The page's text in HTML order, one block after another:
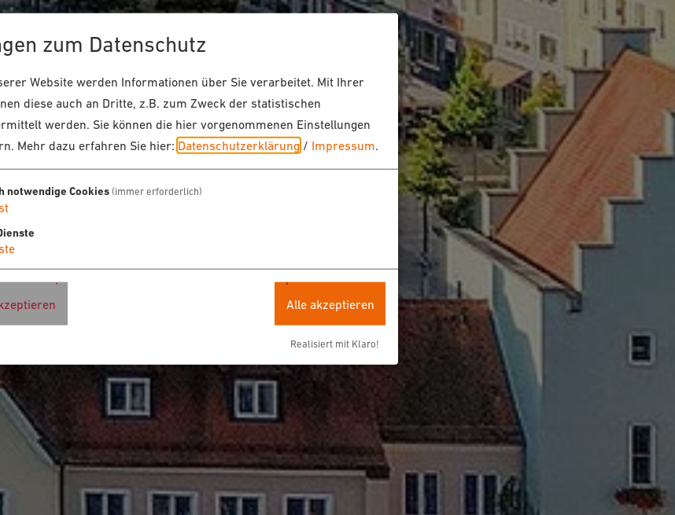
zum Datenschutz
Website werden Informationen über Sie verarbeitet. Mit Ihrer
diese auch an Dritte, z.B. zum Zweck der statistischen
werden. Sie können die hier vorgenommenen Einstellungen
Mehr dazu erfahren Sie hier: Datenschutzerklärung / Impressum.
notwendige Cookies (immer erforderlich)
Alle akzeptieren
Realisiert mit Klaro!